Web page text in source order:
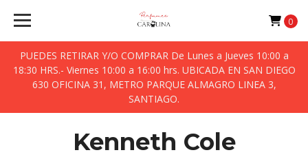
PUEDES RETIRAR Y/O COMPRAR De Lunes a Jueves 10:00 a
18:30 HRS.- Viernes 10:00 a 16:00 hrs. UBICADA EN SAN DIEGO
630 OFICINA 31, METRO PARQUE ALMAGRO LINEA 3,
SANTIAGO.
0
Kenneth Cole